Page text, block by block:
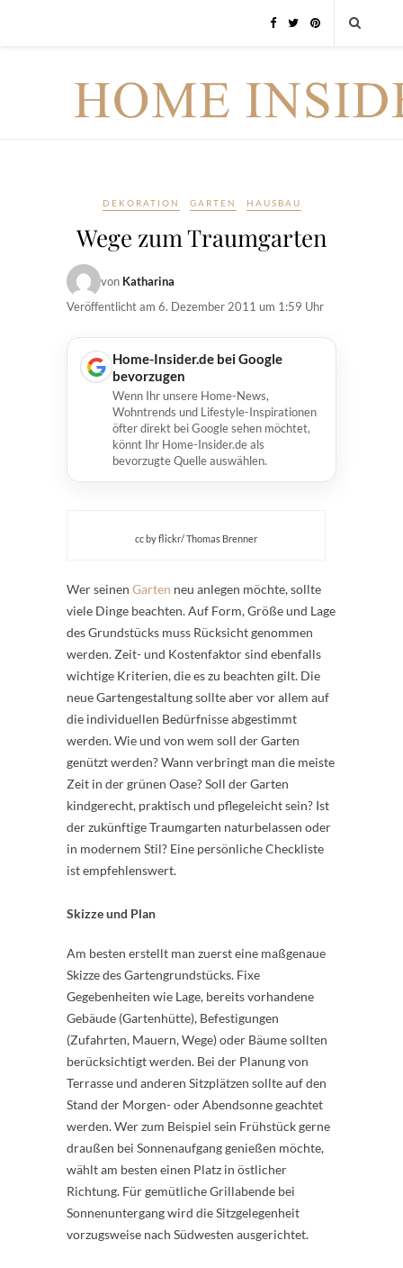
DEKORATION GARTEN HAUSBAU
Wege zum Traumgarten
von Katharina
Veröffentlicht am 6. Dezember 2011 um 1:59 Uhr
Home-Insider.de bei Google
bevorzugen
Wenn Ihr unsere Home-News,
Wohntrends und Lifestyle-Inspirationen
öfter direkt bei Google sehen möchtet,
könnt Ihr Home-Insider.de als
bevorzugte Quelle auswählen.
cc by flickr/ Thomas Brenner
Wer seinen Garten neu anlegen möchte, sollte
viele Dinge beachten. Auf Form, Größe und Lage
des Grundstücks muss Rücksicht genommen
werden. Zeit- und Kostenfaktor sind ebenfalls
wichtige Kriterien, die es zu beachten gilt. Die
neue Gartengestaltung sollte aber vor allem auf
die individuellen Bedürfnisse abgestimmt
werden. Wie und von wem soll der Garten
genützt werden? Wann verbringt man die meiste
Zeit in der grünen Oase? Soll der Garten
kindgerecht, praktisch und pflegeleicht sein? Ist
der zukünftige Traumgarten naturbelassen oder
in modernem Stil? Eine persönliche Checkliste
ist empfehlenswert.
Skizze und Plan
Am besten erstellt man zuerst eine maßgenaue
Skizze des Gartengrundstücks. Fixe
Gegebenheiten wie Lage, bereits vorhandene
Gebäude (Gartenhütte), Befestigungen
(Zufahrten, Mauern, Wege) oder Bäume sollten
berücksichtigt werden. Bei der Planung von
Terrasse und anderen Sitzplätzen sollte auf den
Stand der Morgen- oder Abendsonne geachtet
werden. Wer zum Beispiel sein Frühstück gerne
draußen bei Sonnenaufgang genießen möchte,
wählt am besten einen Platz in östlicher
Richtung. Für gemütliche Grillabende bei
Sonnenuntergang wird die Sitzgelegenheit
vorzugsweise nach Südwesten ausgerichtet.